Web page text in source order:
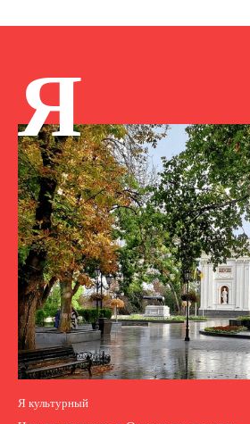
Я
Я культурный